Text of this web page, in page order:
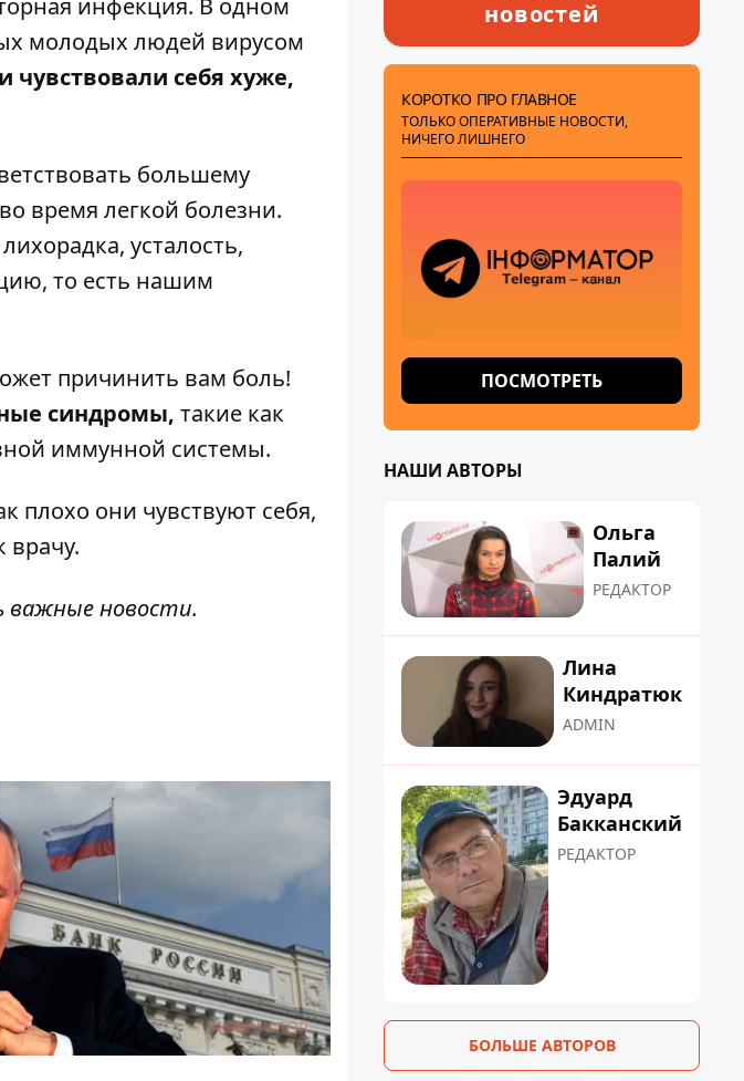
инфекция. В одном
молодых людей вирусом
себя хуже,
большему
время легкой болезни.
усталость,
то есть нашим
причинить вам боль!
синдромы, такие как
иммунной системы.
плохо они чувствуют себя,
врачу.
новости.
новостей
КОРОТКО ПРО ГЛАВНОЕ
ТОЛЬКО ОПЕРАТИВНЫЕ НОВОСТИ,
НИЧЕГО ЛИШНЕГО
ПОСМОТРЕТЬ
НАШИ АВТОРЫ
Ольга
Палий
РЕДАКТОР
Лина
Киндратюк
ADMIN
Эдуард
Бакканский
РЕДАКТОР
БОЛЬШЕ АВТОРОВ